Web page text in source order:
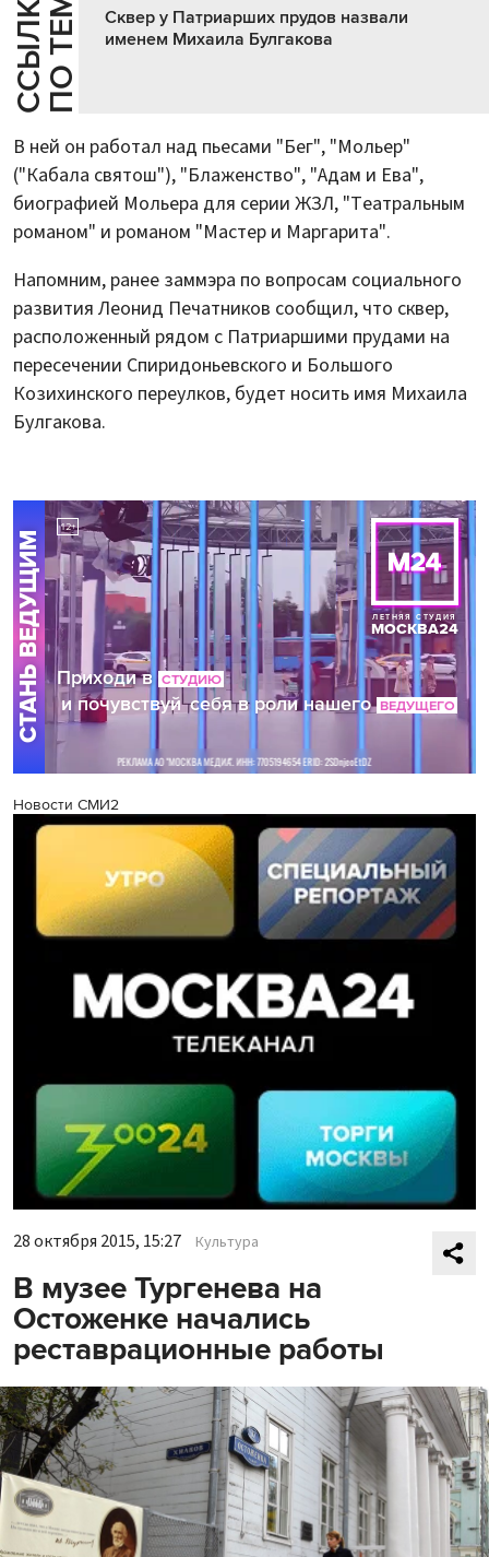
С
С
Ы
Л
К
И
П
О
Т
Е
МЕ
Сквер у Патриарших прудов назвали
именем Михаила Булгакова
В ней он работал над пьесами "Бег", "Мольер"
("Кабала святош"), "Блаженство", "Адам и Ева",
биографией Мольера для серии ЖЗЛ, "Театральным
романом" и романом "Мастер и Маргарита".
Напомним, ранее заммэра по вопросам социального
развития Леонид Печатников сообщил, что сквер,
расположенный рядом с Патриаршими прудами на
пересечении Спиридоньевского и Большого
Козихинского переулков, будет носить имя Михаила
Булгакова.
Новости СМИ2
28 октября 2015, 15:27 Культура
В музее Тургенева на
Остоженке начались
реставрационные работы